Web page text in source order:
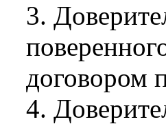
3.
договором
4.